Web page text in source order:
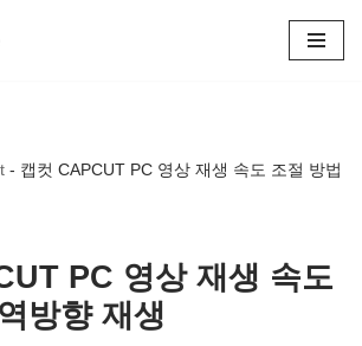
- 캡컷 CAPCUT PC 영상 재생 속도 조절 방법
PC 영상 재생 속도
방향 재생